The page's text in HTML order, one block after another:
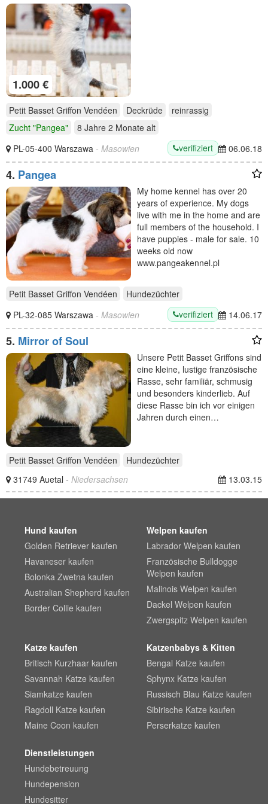
1.000 €
Petit Basset Griffon Vendéen Deckrüde
reinrassig
Zucht "Pangea"
8 Jahre 2 Monate alt
PL-05-400 Warszawa - Masowien verifiziert 06.06.18
4. Pangea
My home kennel has over 20
years of experience. My dogs
live with me in the home and are
full members of the household. I
have puppies - male for sale. 10
weeks old now
www.pangeakennel.pl
Petit Basset Griffon Vendéen
Hundezüchter
PL-32-085 Warszawa - Masowien verifiziert 14.06.17
5. Mirror of Soul
Unsere Petit Basset Griffons sind
eine kleine, lustige französische
Rasse, sehr familiär, schmusig
und besonders kinderlieb. Auf
diese Rasse bin ich vor einigen
Jahren durch einen…
Petit Basset Griffon Vendéen
Hundezüchter
31749 Auetal - Niedersachsen 13.03.15
Hund kaufen
Golden Retriever kaufen
Havaneser kaufen
Bolonka Zwetna kaufen
Australian Shepherd kaufen
Border Collie kaufen
Welpen kaufen
Labrador Welpen kaufen
Französische Bulldogge
Welpen kaufen
Malinois Welpen kaufen
Dackel Welpen kaufen
Zwergspitz Welpen kaufen
Katze kaufen
Britisch Kurzhaar kaufen
Savannah Katze kaufen
Siamkatze kaufen
Ragdoll Katze kaufen
Maine Coon kaufen
Katzenbabys & Kitten
Bengal Katze kaufen
Sphynx Katze kaufen
Russisch Blau Katze kaufen
Sibirische Katze kaufen
Perserkatze kaufen
Dienstleistungen
Hundebetreuung
Hundepension
Hundesitter